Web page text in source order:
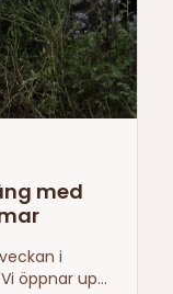
med
i
öppnar upp